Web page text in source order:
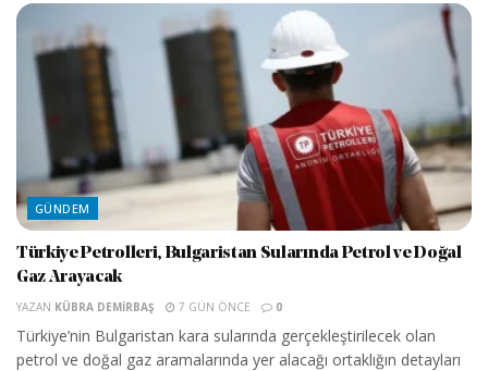
GÜNDEM
Türkiye Petrolleri, Bulgaristan Sularında Petrol ve Doğal
Gaz Arayacak
YAZAN KÜBRA DEMIRBAŞ 7 GÜN ÖNCE 0
Türkiye’nin Bulgaristan kara sularında gerçekleştirilecek olan
petrol ve doğal gaz aramalarında yer alacağı ortaklığın detayları